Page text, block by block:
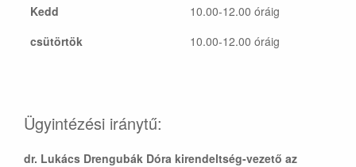
Kedd
10.00-12.00 óráig
csütörtök
10.00-12.00 óráig
Ügyintézési iránytű:
dr. Lukács Drengubák Dóra kirendeltség-vezető az